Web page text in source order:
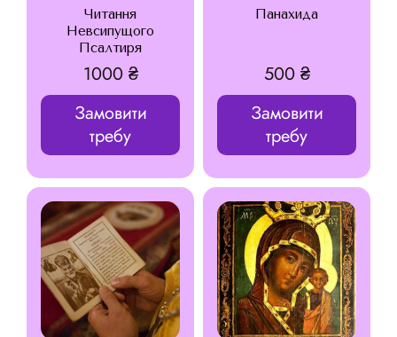
Читання
Невсипущого
Псалтиря
1000 ₴
Замовити
требу
Панахида
500 ₴
Замовити
требу